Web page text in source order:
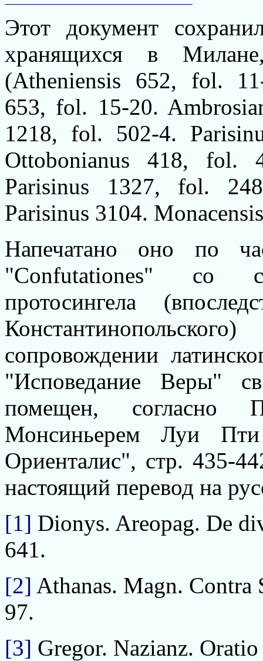
Этот документ
хранящихся в
(Atheniensis 652, fol.
653, fol. 15-20.
1218, fol. 502-4.
Ottobonianus 418, fol.
Parisinus 1327, fol.
Parisinus 3104.
Напечатано оно по
"Confutationes" co
протосингела
сопровождении
"Исповедание Веры"
помещен, согласно
Монсиньерем Луи
Ориенталис", стр. 435-
настоящий перевод на
[1] Dionys. Areopag. De
641.
[2] Athanas. Magn. Contra
97.
[3] Gregor. Nazianz.